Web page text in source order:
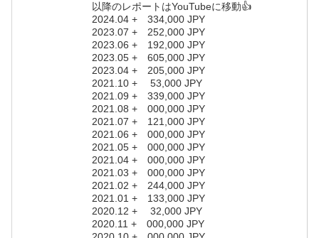
以降のレポートはYouTubeに移動👍
2024.04 + 334,000 JPY
2023.07 + 252,000 JPY
2023.06 + 192,000 JPY
2023.05 + 605,000 JPY
2023.04 + 205,000 JPY
2021.10 + 53,000 JPY
2021.09 + 339,000 JPY
2021.08 + 000,000 JPY
2021.07 + 121,000 JPY
2021.06 + 000,000 JPY
2021.05 + 000,000 JPY
2021.04 + 000,000 JPY
2021.03 + 000,000 JPY
2021.02 + 244,000 JPY
2021.01 + 133,000 JPY
2020.12 + 32,000 JPY
2020.11 + 000,000 JPY